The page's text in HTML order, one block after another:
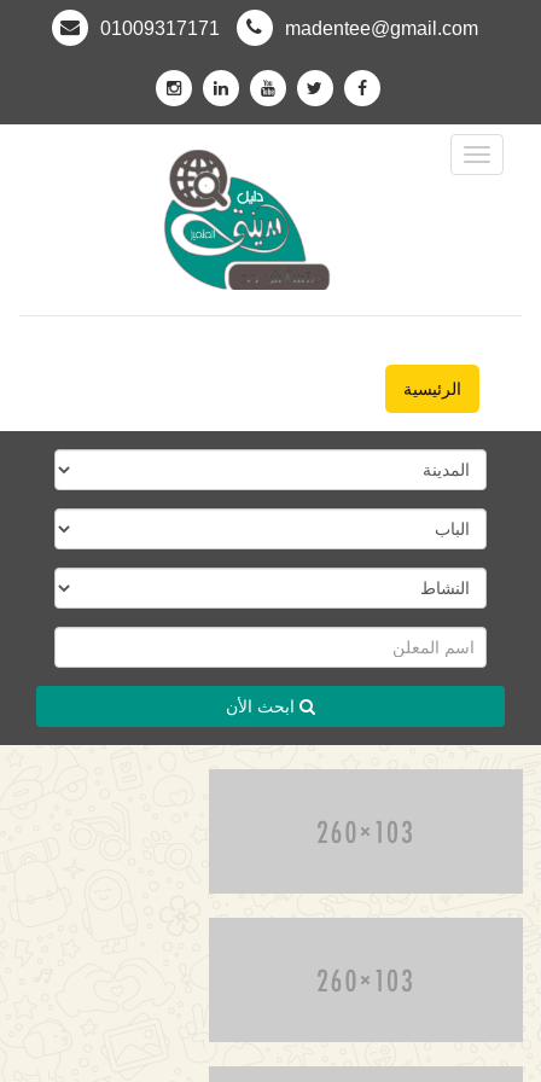
madentee@gmail.com
01009317171
Toggle
Navigation
الرئيسية
ابحث الأن